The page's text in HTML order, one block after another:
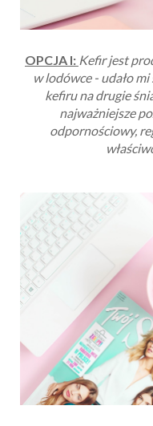
OPCJA I: Kefir jest
w lodówce - udało
kefiru na drugie
najważniejsze
odpornościowy,